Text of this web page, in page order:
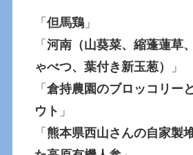
「但馬鶏 」
「河南（山葵菜、縮蓬蓮草
ゃべつ、葉付き新玉葱）
」
「倉持農園のブロッコリー
ウト 」
「 熊本県西山さんの自家製